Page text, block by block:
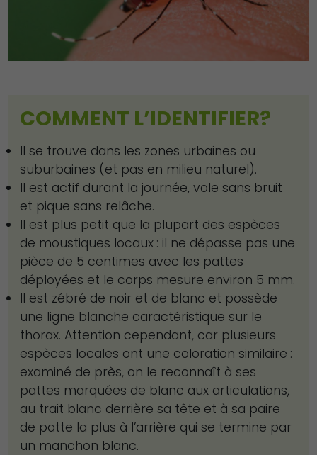
COMMENT L’IDENTIFIER?
Il se trouve dans les zones urbaines ou
suburbaines (et pas en milieu naturel).
Il est actif durant la journée, vole sans bruit
et pique sans relâche.
Il est plus petit que la plupart des espèces
de moustiques locaux : il ne dépasse pas une
pièce de 5 centimes avec les pattes
déployées et le corps mesure environ 5 mm.
Il est zébré de noir et de blanc et possède
une ligne blanche caractéristique sur le
thorax. Attention cependant, car plusieurs
espèces locales ont une coloration similaire :
examiné de près, on le reconnaît à ses
pattes marquées de blanc aux articulations,
au trait blanc derrière sa tête et à sa paire
de patte la plus à l’arrière qui se termine par
un manchon blanc.